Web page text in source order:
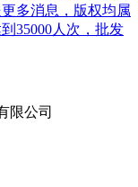
多消息，版权均属
35000人次，批发
限公司